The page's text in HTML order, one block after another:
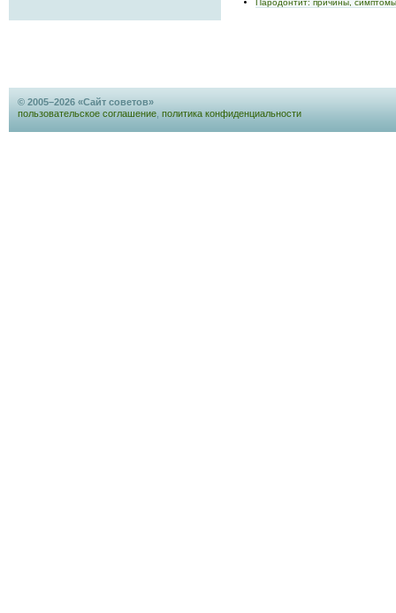
Пародонтит: причины,
© 2005–2026 «Сайт советов»
пользовательское соглашение политика конфиденциальности